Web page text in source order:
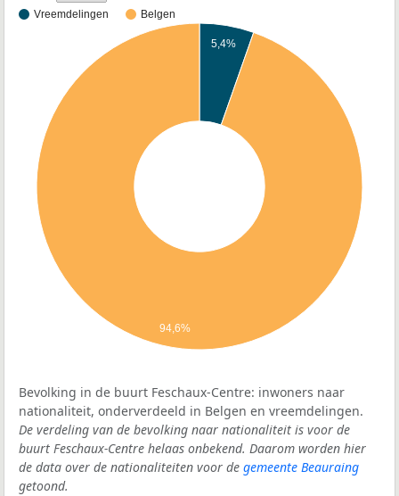
Vreemdelingen Belgen
5,4%
94,6%
Bevolking in de buurt Feschaux-Centre: inwoners naar
nationaliteit, onderverdeeld in Belgen en vreemdelingen.
De verdeling van de bevolking naar nationaliteit is voor de
buurt Feschaux-Centre helaas onbekend. Daarom worden hier
de data over de nationaliteiten voor de gemeente Beauraing
getoond.